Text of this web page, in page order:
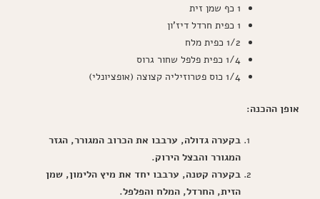
1 כף שמן זית
1 כפית חרדל דיז'ון
1/2 כפית מלח
1/4 כפית פלפל שחור גרוס
1/4 כוס פטרוזיליה קצוצה (אופציונלי)
אופן ההכנה:
בקערה גדולה, ערבבו את הכרוב המגורר, הגזר
המגורר והבצל הירוק.
בקערה קטנה, ערבבו יחד את מיץ הלימון, שמן
הזית, החרדל, המלח והפלפל.